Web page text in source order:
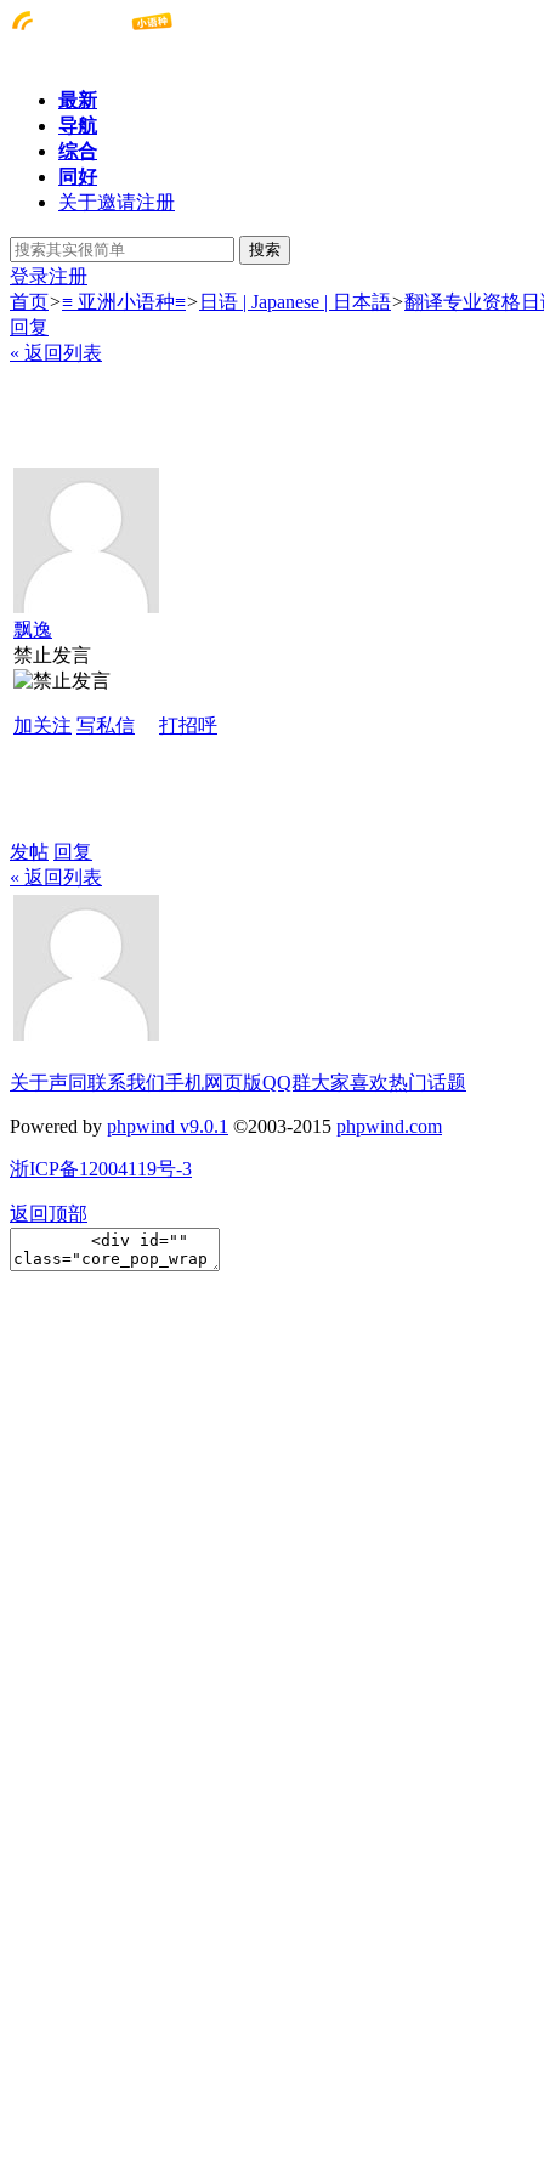
最新
导航
综合
同好
关于邀请注册
搜索
登录注册
首页>≡ 亚洲小语种≡> 日语 | Japanese | 日本語>翻译专业资格
回复
« 返回列表
飘逸
禁止发言
加关注 写私信 打招呼
发帖 回复
« 返回列表
关于声同联系我们手机网页版QQ群大家喜欢热门话题
Powered by phpwind v9.0.1 ©2003-2015 phpwind.com
浙ICP备12004119号-3
返回顶部